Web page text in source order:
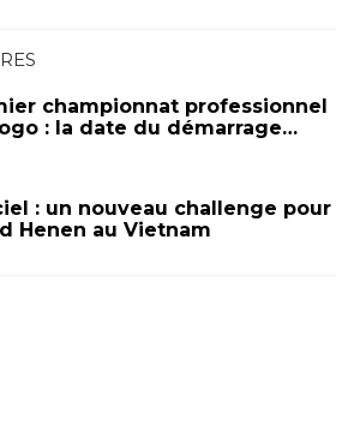
championnat professionnel
: la date du démarrage…
: un nouveau challenge pour
Henen au Vietnam